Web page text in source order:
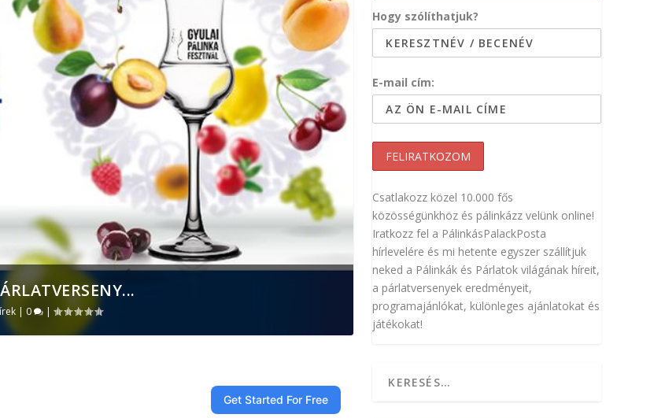
| 0 |
Hogy szólíthatjuk?
E-mail cím:
Csatlakozz közel 10.000 fős
közösségünkhöz és pálinkázz velünk online!
Iratkozz fel a PálinkásPalackPosta
hírlevelére és mi hetente egyszer szállítjuk
neked a Pálinkák és Párlatok világának híreit,
a párlatversenyek eredményeit,
programajánlókat, különleges ajánlatokat és
játékokat!